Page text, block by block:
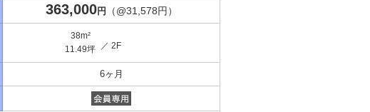
363,000円 （@31,578円）
38m²
11.49坪
／ 2F
6ヶ月